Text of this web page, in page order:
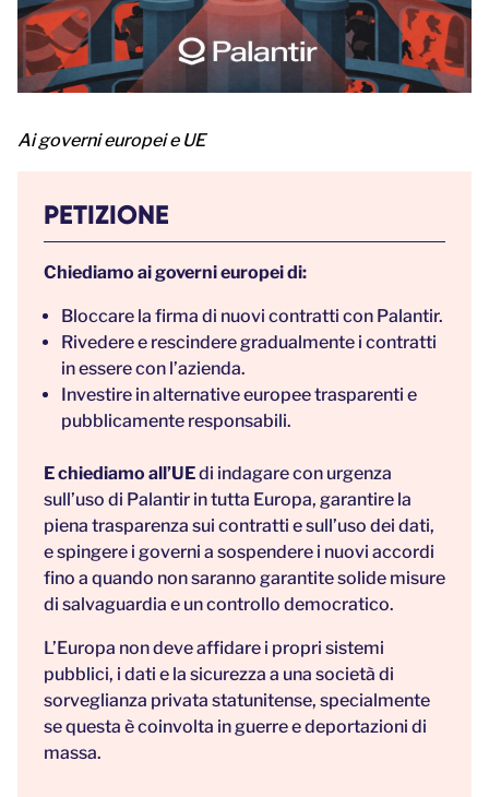
Ai governi europei e UE
PETIZIONE
Chiediamo ai governi europei di:
Bloccare la firma di nuovi contratti con Palantir.
Rivedere e rescindere gradualmente i contratti
in essere con l’azienda.
Investire in alternative europee trasparenti e
pubblicamente responsabili.
E chiediamo all’UEdi indagare con urgenza
sull’uso di Palantir in tutta Europa, garantire la
piena trasparenza sui contratti e sull’uso dei dati,
e spingere i governi a sospendere i nuovi accordi
fino a quando non saranno garantite solide misure
di salvaguardia e un controllo democratico.
L’Europa non deve affidare i propri sistemi
pubblici, i dati e la sicurezza a una società di
sorveglianza privata statunitense, specialmente
se questa è coinvolta in guerre e deportazioni di
massa.